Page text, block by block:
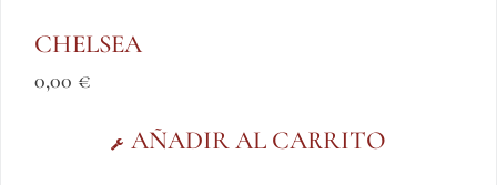
CHELSEA
0,00 €
AÑADIR AL CARRITO